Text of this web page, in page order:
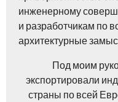
инженерному
и разработчикам по
архитектурные
Под моим
экспортировали
страны по всей